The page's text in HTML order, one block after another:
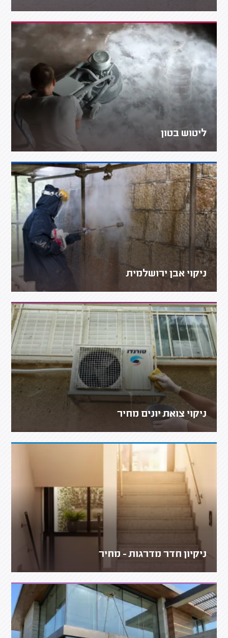
ליטוש בטון
ניקוי אבן ירושלמית
ניקוי צואת יונים מחיר
ניקיון חדר מדרגות - מחיר